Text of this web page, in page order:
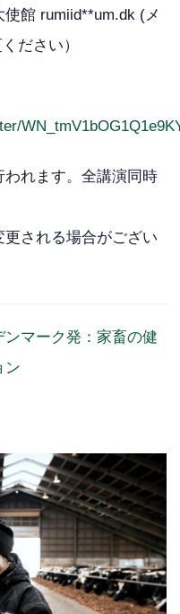
使館 rumiid**um.dk (メ
ださい）
れます。全講演同時
される場合がござい
ンマーク発：家畜の健
ン